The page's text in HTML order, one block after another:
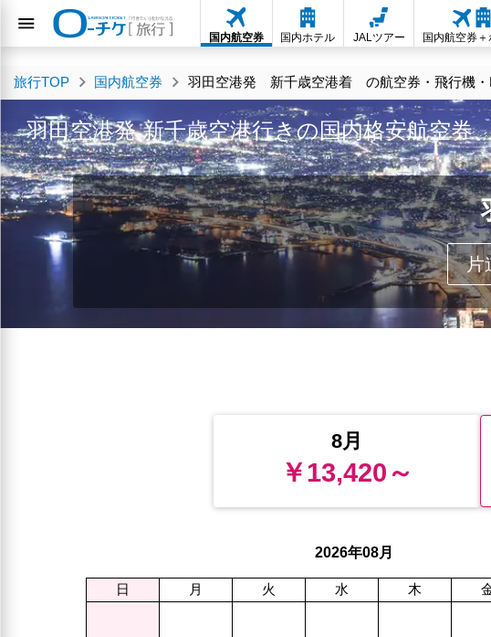
国内航空券 国内ホテル JALツアー 国内航空券
旅行TOP 国内航空券 羽田空港発 新千歳空港着 の航空券・飛行機・
羽田空港発 新千歳空港行きの国内格安航空券
片
8月
￥13,420～
2026年08月
日 月 火 水 木